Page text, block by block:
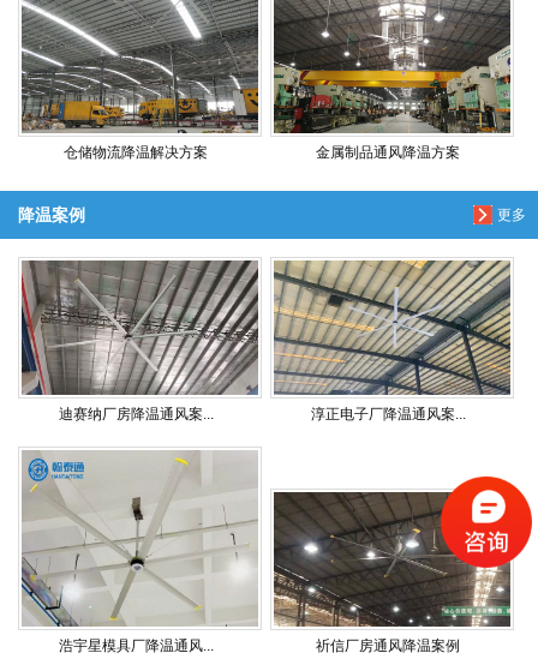
仓储物流降温解决方案 金属制品通风降温方案
更多
降温案例
迪赛纳厂房降温通风案... 淳正电子厂降温通风案...
浩宇星模具厂降温通风... 祈信厂房通风降温案例